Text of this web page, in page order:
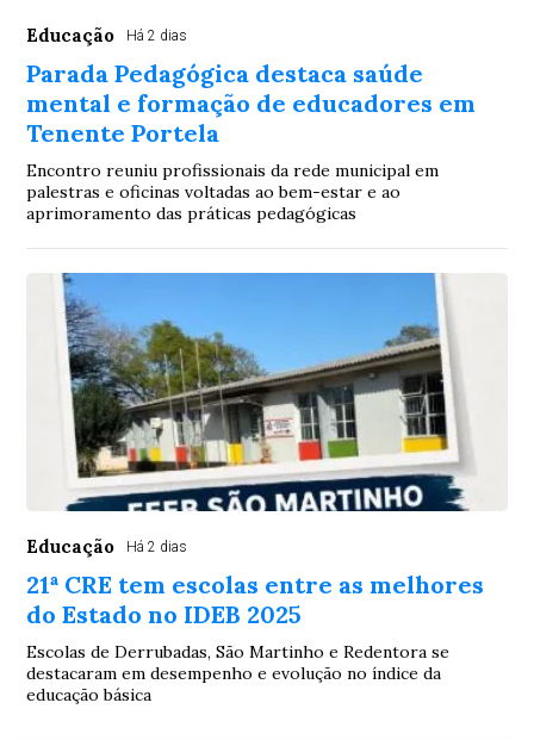
Educação Há 2 dias
Parada Pedagógica destaca saúde
mental e formação de educadores em
Tenente Portela
Encontro reuniu profissionais da rede municipal em
palestras e oficinas voltadas ao bem-estar e ao
aprimoramento das práticas pedagógicas
Educação Há 2 dias
21ª CRE tem escolas entre as melhores
do Estado no IDEB 2025
Escolas de Derrubadas, São Martinho e Redentora se
destacaram em desempenho e evolução no índice da
educação básica